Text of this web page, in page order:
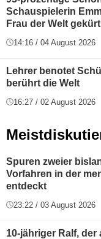
Schauspielerin
Frau der Welt gekürt
14:16 / 04 August 2026
Lehrer benotet
berührt die Welt
16:27 / 02 August 2026
Spuren zweier
Vorfahren in der
entdeckt
23:22 / 03 August 2026
10-jähriger Ralf,